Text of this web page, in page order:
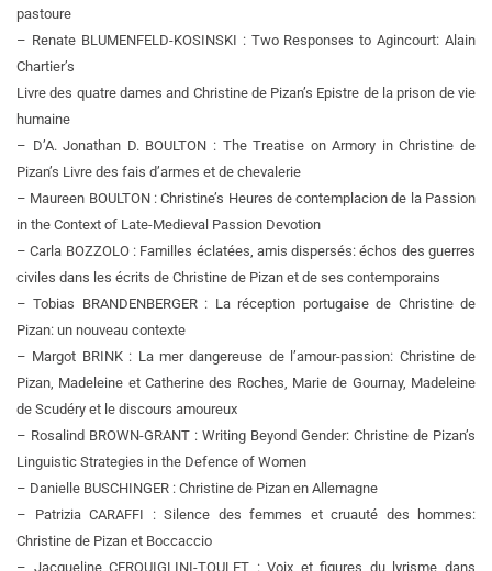
pastoure
– Renate BLUMENFELD-KOSINSKI : Two Responses to Agincourt: Alain
Chartier’s
Livre des quatre dames and Christine de Pizan’s Epistre de la prison de vie
humaine
– D’A. Jonathan D. BOULTON : The Treatise on Armory in Christine de
Pizan’s Livre des fais d’armes et de chevalerie
– Maureen BOULTON : Christine’s Heures de contemplacion de la Passion
in the Context of Late-Medieval Passion Devotion
– Carla BOZZOLO : Familles éclatées, amis dispersés: échos des guerres
civiles dans les écrits de Christine de Pizan et de ses contemporains
– Tobias BRANDENBERGER : La réception portugaise de Christine de
Pizan: un nouveau contexte
– Margot BRINK : La mer dangereuse de l’amour-passion: Christine de
Pizan, Madeleine et Catherine des Roches, Marie de Gournay, Madeleine
de Scudéry et le discours amoureux
– Rosalind BROWN-GRANT : Writing Beyond Gender: Christine de Pizan’s
Linguistic Strategies in the Defence of Women
– Danielle BUSCHINGER : Christine de Pizan en Allemagne
– Patrizia CARAFFI : Silence des femmes et cruauté des hommes:
Christine de Pizan et Boccaccio
– Jacqueline CERQUIGLINI-TOULET : Voix et figures du lyrisme dans